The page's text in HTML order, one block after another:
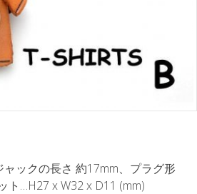
ックの長さ 約17mm、プラグ形
…H27 x W32 x D11 (mm)